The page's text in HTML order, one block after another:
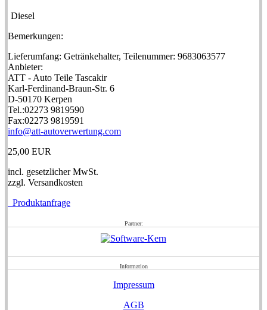
Diesel
Bemerkungen:
Lieferumfang: Getränkehalter, Teilenummer: 9683063577
Anbieter:
ATT - Auto Teile Tascakir
Karl-Ferdinand-Braun-Str. 6
D-50170 Kerpen
Tel.:02273 9819590
Fax:02273 9819591
info@att-autoverwertung.com
25,00 EUR
incl. gesetzlicher MwSt.
zzgl. Versandkosten
Produktanfrage
Partner:
Information
Impressum
AGB